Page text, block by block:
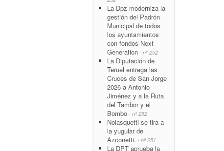
La Dpz moderniza la
gestión del Padrón
Municipal de todos
los ayuntamientos
con fondos Next
Generation - nº 252
La Diputación de
Teruel entrega las
Cruces de San Jorge
2026 a Antonio
Jiménez y a la Ruta
del Tambor y el
Bombo - nº 252
Nolasquetti se tira a
la yugular de
Azconetti. - nº 251
La DPT aprueba la